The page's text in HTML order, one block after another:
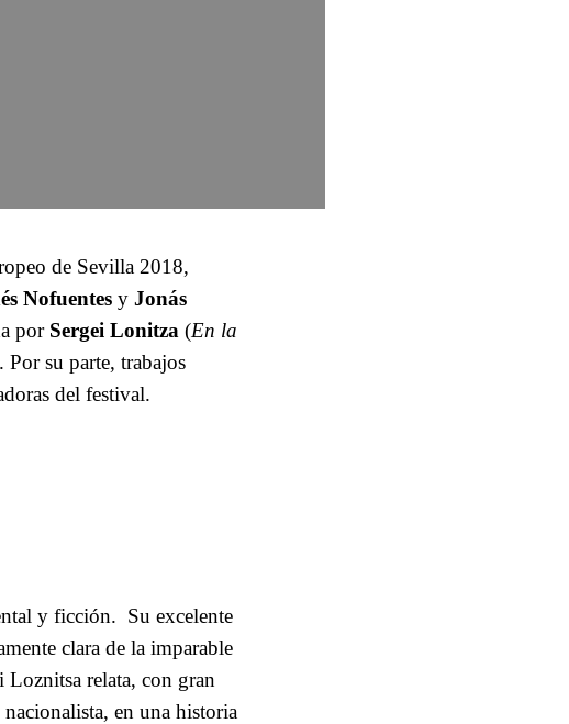
de Sevilla 2018,
Nofuentes y Jonás
por Sergei Lonitza (En la
su parte, trabajos
del festival.
y ficción. Su excelente
clara de la imparable
Loznitsa relata, con gran
en una historia